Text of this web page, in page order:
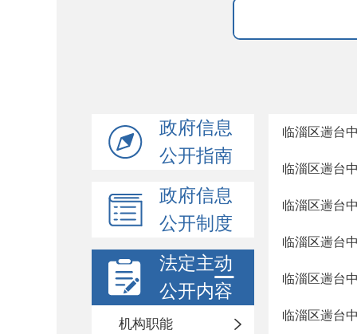
政府信息
公开指南
政府信息
公开制度
法定主动
公开内容
机构职能
临淄区遄台
临淄区遄台
临淄区遄台
临淄区遄台
临淄区遄台
临淄区遄台